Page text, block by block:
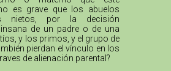
es grave que los abuelos
nietos, por la decisión
de un padre o de una
y los primos, y el grupo de
pierdan el vínculo en los
de alienación parental?